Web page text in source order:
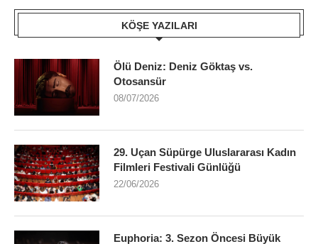
KÖŞE YAZILARI
Ölü Deniz: Deniz Göktaş vs.
Otosansür
08/07/2026
29. Uçan Süpürge Uluslararası Kadın
Filmleri Festivali Günlüğü
22/06/2026
Euphoria: 3. Sezon Öncesi Büyük